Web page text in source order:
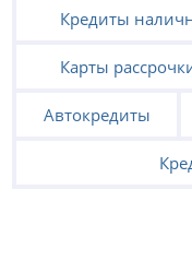
Кредиты
Карты
Автокредиты